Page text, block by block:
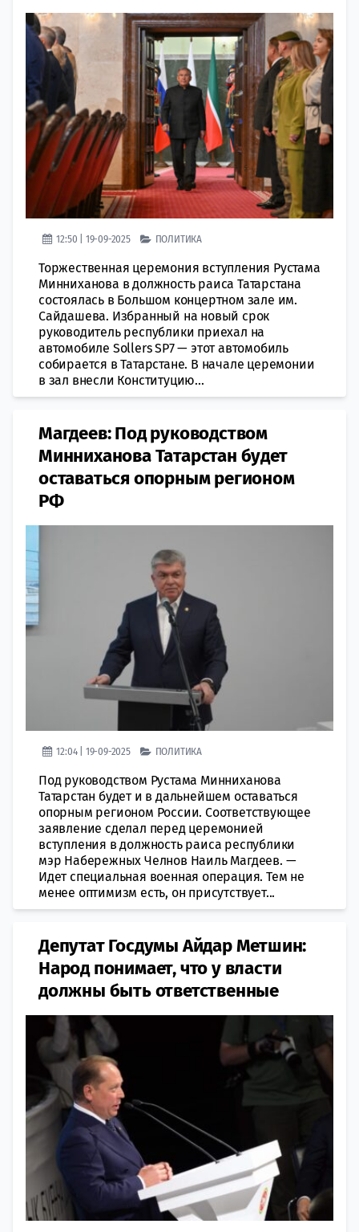
12:50 | 19-09-2025 ПОЛИТИКА
Торжественная церемония вступления Рустама
Минниханова в должность раиса Татарстана
состоялась в Большом концертном зале им.
Сайдашева. Избранный на новый срок
руководитель республики приехал на
автомобиле Sollers SP7 — этот автомобиль
собирается в Татарстане. В начале церемонии
в зал внесли Конституцию...
Магдеев: Под руководством
Минниханова Татарстан будет
оставаться опорным регионом
РФ
12:04 | 19-09-2025 ПОЛИТИКА
Под руководством Рустама Минниханова
Татарстан будет и в дальнейшем оставаться
опорным регионом России. Соответствующее
заявление сделал перед церемонией
вступления в должность раиса республики
мэр Набережных Челнов Наиль Магдеев. —
Идет специальная военная операция. Тем не
менее оптимизм есть, он присутствует...
Депутат Госдумы Айдар Метшин:
Народ понимает, что у власти
должны быть ответственные